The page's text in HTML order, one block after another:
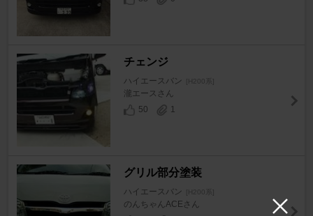
チェンジ
ハイエースバン [H200系]
瀧エースさん
50
1
グリル部分塗装
ハイエースバン [H200系]
のんちゃんACEさん